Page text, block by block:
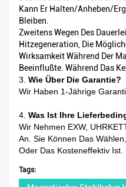
Kann Er Halten/Anheben/
Bleiben.
Zweitens Wegen Des
Hitzegeneration, Die
Wirksamkeit Während Der
Beeinflußte. Während Das
3. Wie Über Die Garantie?
Wir Haben 1-Jährige
4. Was Ist Ihre
Wir Nehmen EXW,
An. Sie Können Das
Oder Das Kosteneffektiv Ist.
Tags: